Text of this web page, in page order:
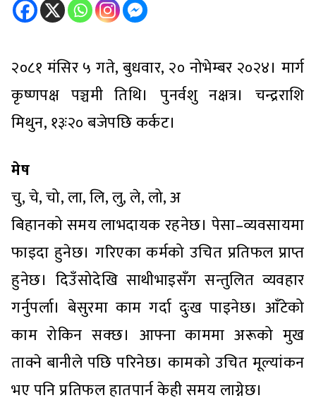
२०८१ मंसिर ५ गते, बुधवार, २० नोभेम्बर २०२४। मार्ग
कृष्णपक्ष पञ्चमी तिथि। पुनर्वशु नक्षत्र। चन्द्रराशि
मिथुन, १३ः२० बजेपछि कर्कट।
मेष
चु, चे, चो, ला, लि, लु, ले, लो, अ
बिहानको समय लाभदायक रहनेछ। पेसा–व्यवसायमा
फाइदा हुनेछ। गरिएका कर्मको उचित प्रतिफल प्राप्त
हुनेछ। दिउँसोदेखि साथीभाइसँग सन्तुलित व्यवहार
गर्नुपर्ला। बेसुरमा काम गर्दा दुःख पाइनेछ। आँटेको
काम रोकिन सक्छ। आफ्ना काममा अरूको मुख
ताक्ने बानीले पछि परिनेछ। कामको उचित मूल्यांकन
भए पनि प्रतिफल हातपार्न केही समय लाग्नेछ।